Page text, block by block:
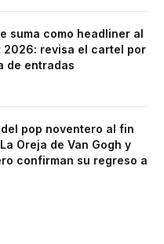
suma como headliner al
2026: revisa el cartel por
de entradas
pop noventero al fin
Oreja de Van Gogh y
confirman su regreso a